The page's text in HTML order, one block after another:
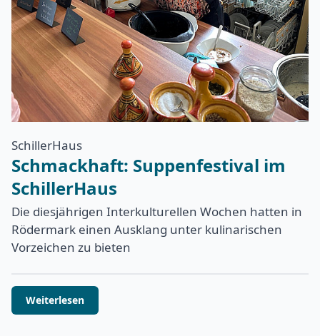
SchillerHaus
Schmackhaft: Suppenfestival im
SchillerHaus
Die diesjährigen Interkulturellen Wochen hatten in
Rödermark einen Ausklang unter kulinarischen
Vorzeichen zu bieten
Weiterlesen